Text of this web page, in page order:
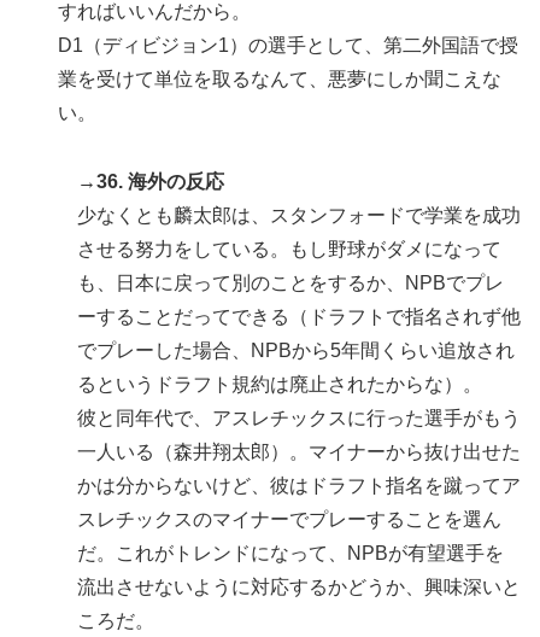
すればいいんだから。
D1（ディビジョン1）の選手として、第二外国語で授
業を受けて単位を取るなんて、悪夢にしか聞こえな
い。
→36. 海外の反応
少なくとも麟太郎は、スタンフォードで学業を成功
させる努力をしている。もし野球がダメになって
も、日本に戻って別のことをするか、NPBでプレ
ーすることだってできる（ドラフトで指名されず他
でプレーした場合、NPBから5年間くらい追放され
るというドラフト規約は廃止されたからな）。
彼と同年代で、アスレチックスに行った選手がもう
一人いる（森井翔太郎）。マイナーから抜け出せた
かは分からないけど、彼はドラフト指名を蹴ってア
スレチックスのマイナーでプレーすることを選ん
だ。これがトレンドになって、NPBが有望選手を
流出させないように対応するかどうか、興味深いと
ころだ。